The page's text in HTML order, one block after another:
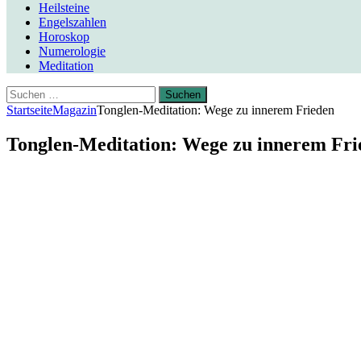
Heilsteine
Engelszahlen
Horoskop
Numerologie
Meditation
Suchen
nach:
StartseiteMagazinTonglen-Meditation: Wege zu innerem Frieden
Tonglen-Meditation: Wege zu innerem